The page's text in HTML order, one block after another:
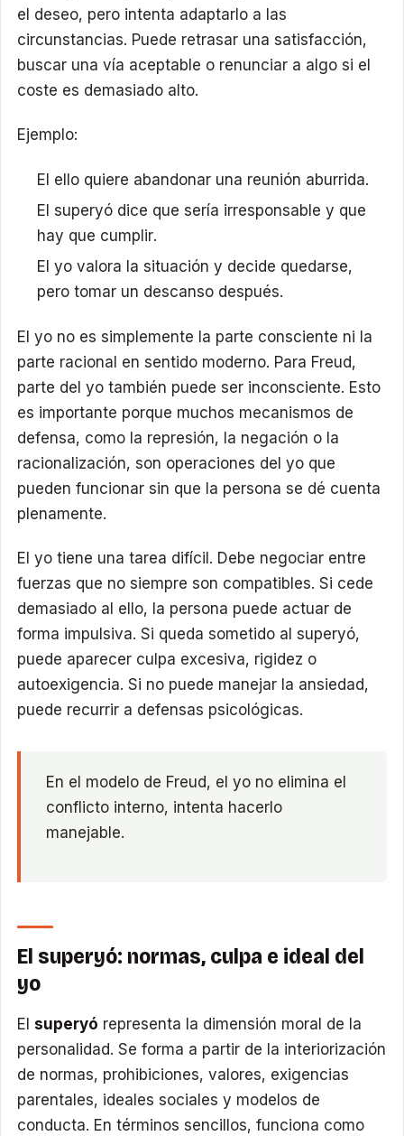
el deseo, pero intenta adaptarlo a las
circunstancias. Puede retrasar una satisfacción,
buscar una vía aceptable o renunciar a algo si el
coste es demasiado alto.
Ejemplo:
El ello quiere abandonar una reunión aburrida.
El superyó dice que sería irresponsable y que
hay que cumplir.
El yo valora la situación y decide quedarse,
pero tomar un descanso después.
El yo no es simplemente la parte consciente ni la
parte racional en sentido moderno. Para Freud,
parte del yo también puede ser inconsciente. Esto
es importante porque muchos mecanismos de
defensa, como la represión, la negación o la
racionalización, son operaciones del yo que
pueden funcionar sin que la persona se dé cuenta
plenamente.
El yo tiene una tarea difícil. Debe negociar entre
fuerzas que no siempre son compatibles. Si cede
demasiado al ello, la persona puede actuar de
forma impulsiva. Si queda sometido al superyó,
puede aparecer culpa excesiva, rigidez o
autoexigencia. Si no puede manejar la ansiedad,
puede recurrir a defensas psicológicas.
En el modelo de Freud, el yo no elimina el
conflicto interno, intenta hacerlo
manejable.
El superyó: normas, culpa e ideal del
yo
Elsuperyó representa la dimensión moral de la
personalidad. Se forma a partir de la interiorización
de normas, prohibiciones, valores, exigencias
parentales, ideales sociales y modelos de
conducta. En términos sencillos, funciona como